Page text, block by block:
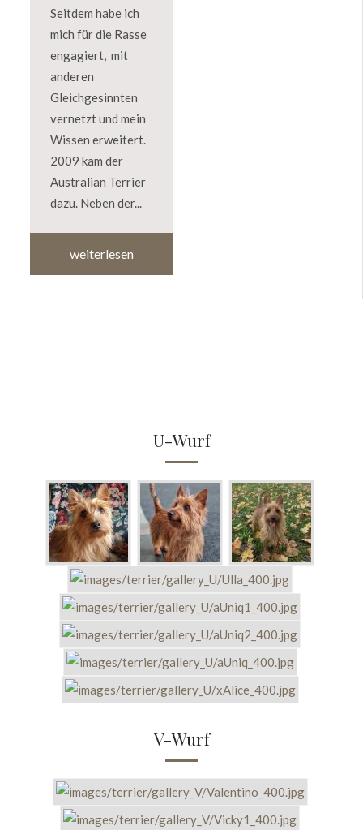
U-Wurf
V-Wurf
Seitdem habe ich
mich für die Rasse
engagiert, mit
anderen
Gleichgesinnten
vernetzt und mein
Wissen erweitert.
2009 kam der
Australian Terrier
dazu. Neben der...
weiterlesen